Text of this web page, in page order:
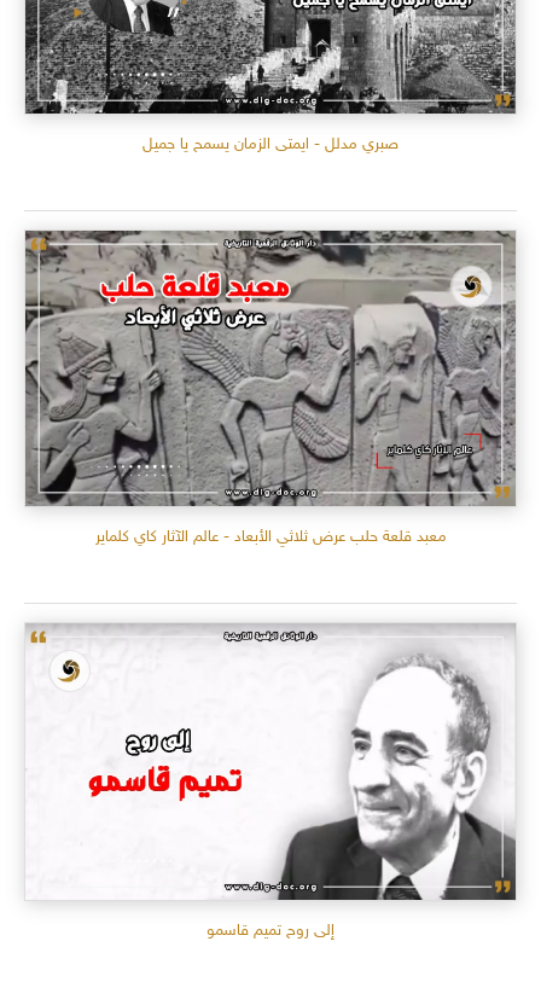
صبري مدلل - ايمتى الزمان يسمح يا جميل
معبد قلعة حلب عرض ثلاثي الأبعاد - عالم الآثار كاي كلماير
إلى روح تميم قاسمو